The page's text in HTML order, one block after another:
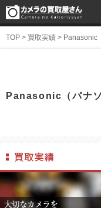
TOP > 買取実績 > Panasonic
Panasonic（パナ